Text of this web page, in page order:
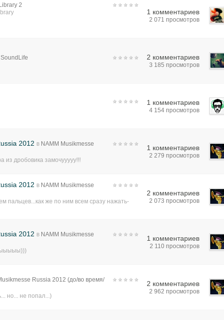
2
1 комментариев
2 071 просмотров
SoundLife
2 комментариев
3 185 просмотров
1 комментариев
4 154 просмотров
2012 в NAMM Musikmesse
из дробовика замочууууу!!!
1 комментариев
2 279 просмотров
2012 в NAMM Musikmesse
пальцев...как же по ним всем сразу нажать-
2 комментариев
2 073 просмотров
2012 в NAMM Musikmesse
1 комментариев
2 110 просмотров
Russia 2012 (до/во время/
но... не попал...)
2 комментариев
2 962 просмотров